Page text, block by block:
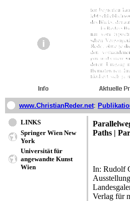
www.ChristianReder.net:
LINKS
Springer Wien New
York
Universität für
angewandte Kunst
Wien
Paths |
In: Rudolf
Verlag für